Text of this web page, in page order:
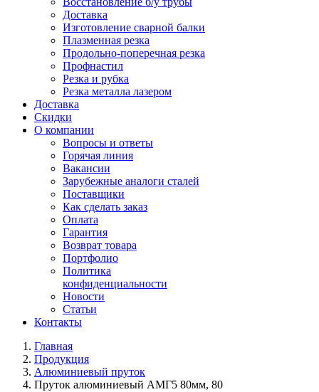
Доставка
Изготовление сварной балки
Плазменная резка
Продольно-поперечная резка
Профнастил
Резка и рубка
Резка металла лазером
Доставка
Скидки
О компании
Вопросы и ответы
Горячая линия
Вакансии
Зарубежные аналоги сталей
Поставщики
Как сделать заказ
Оплата
Гарантия
Возврат товара
Портфолио
Политика
конфиденциальности
Новости
Статьи
Контакты
Главная
Продукция
Алюминиевый пруток
Пруток алюминиевый АМГ5 80мм, 80